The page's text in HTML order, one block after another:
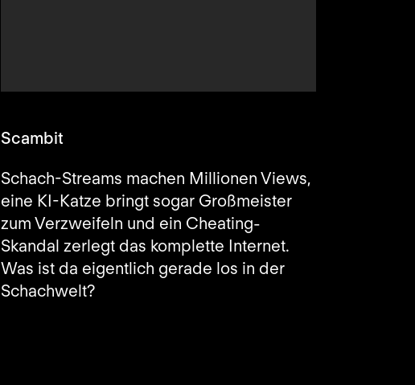
Scambit
Schach-Streams machen Millionen Views,
eine KI-Katze bringt sogar Großmeister
zum Verzweifeln und ein Cheating-
Skandal zerlegt das komplette Internet.
Was ist da eigentlich gerade los in der
Schachwelt?